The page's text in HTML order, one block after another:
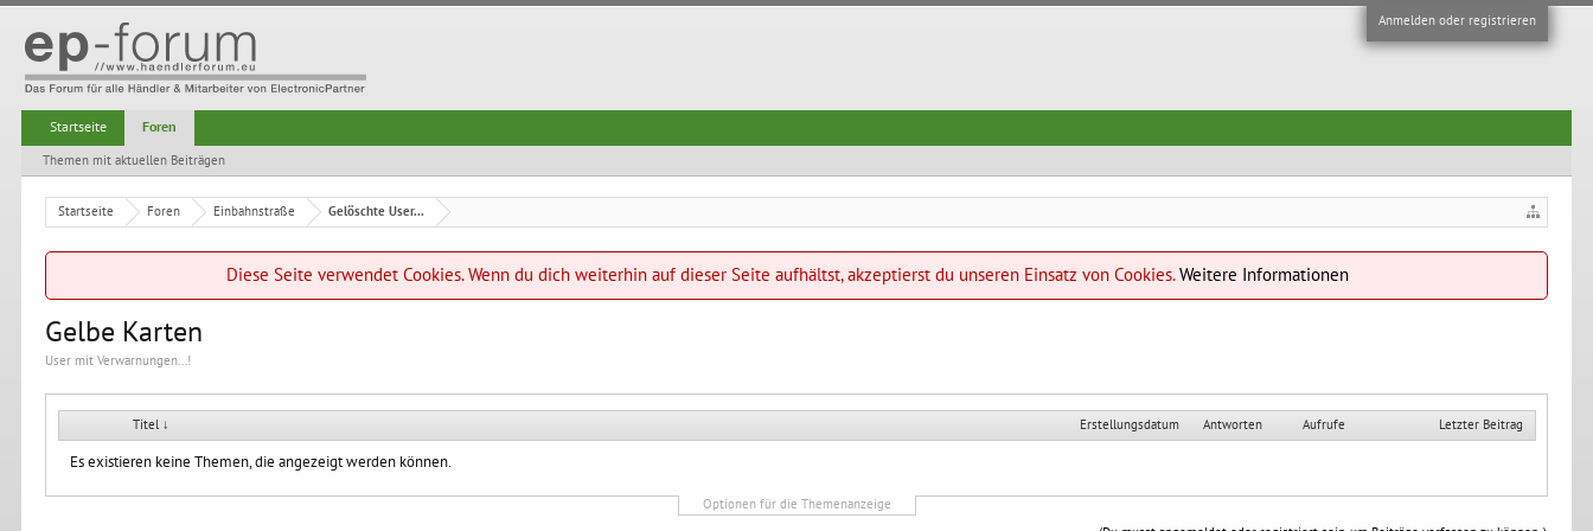
Anmelden oder registrieren
Startseite Foren Einbahnstraße Gelöschte User...
Diese Seite verwendet Cookies. Wenn du dich weiterhin auf dieser Seite aufhältst, akzeptierst du unseren Einsatz von Cookies.Weitere Informationen
Gelbe Karten
User mit Verwarnungen...!
Titel ↓ Erstellungsdatum Antworten Aufrufe Letzter Beitrag
Es existieren keine Themen, die angezeigt werden können.
Optionen für die Themenanzeige
Startseite Foren
Themen mit aktuellen Beiträgen